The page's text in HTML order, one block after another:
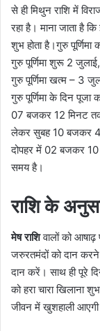
से ही मिथुन राशि में
रहा है। माना जाता है
शुभ होता है।गुरु पूर्णिमा
गुरु पूर्णिमा शुरू 2
गुरु पूर्णिमा खत्म – 3
गुरु पूर्णिमा के दिन
07 बजकर 12 मिनट
लेकर सुबह 10 बजकर
दोपहर में 02 बजकर
समय है।
राशि के
मेष राशिवालों को
जरुरतमंदों को दान
दान करें। साथ ही पूरे
को हरा चारा खिलाना
जीवन में खुशहाली आएगी